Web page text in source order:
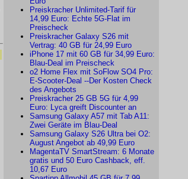
Preiskracher Unlimited-Tarif für
14,99 Euro: Echte 5G-Flat im
Preischeck
Preiskracher Galaxy S26 mit
Vertrag: 40 GB für 24,99 Euro
iPhone 17 mit 60 GB für 34,99 Euro:
Blau-Deal im Preischeck
o2 Home Flex mit SoFlow SO4 Pro:
E-Scooter-Deal --Der Kosten Check
des Angebots
Preiskracher 25 GB 5G für 4,99
Euro: Lyca greift Discounter an
Samsung Galaxy A57 mit Tab A11:
Zwei Geräte im Blau-Deal
Samsung Galaxy S26 Ultra bei O2:
August Angebot ab 49,99 Euro
MagentaTV SmartStream: 6 Monate
gratis und 50 Euro Cashback, eff.
10,67 Euro